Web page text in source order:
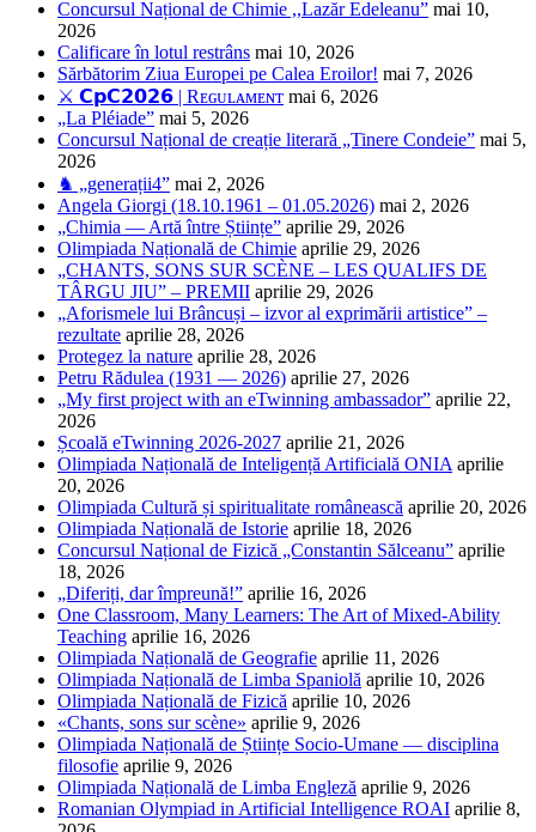
Concursul Național de Chimie ,,Lazăr Edeleanu” mai 10,
2026
Calificare în lotul restrâns mai 10, 2026
Sărbătorim Ziua Europei pe Calea Eroilor! mai 7, 2026
⚔️ 𝗖𝗽𝗖𝟮𝟬𝟮𝟲 | Rᴇɢᴜʟᴀᴍᴇɴᴛ mai 6, 2026
„La Pléiade” mai 5, 2026
Concursul Național de creație literară „Tinere Condeie” mai 5,
2026
♞ „generații4” mai 2, 2026
Angela Giorgi (18.10.1961 – 01.05.2026) mai 2, 2026
„Chimia — Artă între Științe” aprilie 29, 2026
Olimpiada Națională de Chimie aprilie 29, 2026
„CHANTS, SONS SUR SCÈNE – LES QUALIFS DE
TÂRGU JIU” – PREMII aprilie 29, 2026
„Aforismele lui Brâncuși – izvor al exprimării artistice” –
rezultate aprilie 28, 2026
Protegez la nature aprilie 28, 2026
Petru Rădulea (1931 — 2026) aprilie 27, 2026
„My first project with an eTwinning ambassador” aprilie 22,
2026
Școală eTwinning 2026-2027 aprilie 21, 2026
Olimpiada Națională de Inteligență Artificială ONIA aprilie
20, 2026
Olimpiada Cultură și spiritualitate românească aprilie 20, 2026
Olimpiada Națională de Istorie aprilie 18, 2026
Concursul Național de Fizică „Constantin Sălceanu” aprilie
18, 2026
„Diferiți, dar împreună!” aprilie 16, 2026
One Classroom, Many Learners: The Art of Mixed-Ability
Teaching aprilie 16, 2026
Olimpiada Națională de Geografie aprilie 11, 2026
Olimpiada Națională de Limba Spaniolă aprilie 10, 2026
Olimpiada Națională de Fizică aprilie 10, 2026
«Chants, sons sur scène» aprilie 9, 2026
Olimpiada Națională de Științe Socio-Umane — disciplina
filosofie aprilie 9, 2026
Olimpiada Națională de Limba Engleză aprilie 9, 2026
Romanian Olympiad in Artificial Intelligence ROAI aprilie 8,